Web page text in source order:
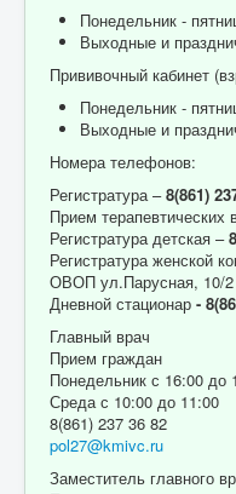
Понедельник -
Выходные и
Прививочный кабинет
Понедельник -
Выходные и
Номера телефонов:
Регистратура –8(861)
Прием
Регистратура детская –
Регистратура женской
ОВОП ул.Парусная, 10/
Дневной стационар -
Главный врач
Прием граждан
Понедельник с 16:00 до
Среда с 10:00 до 11:00
8(861) 237 36 82
pol27@kmivc.ru
Заместитель главного